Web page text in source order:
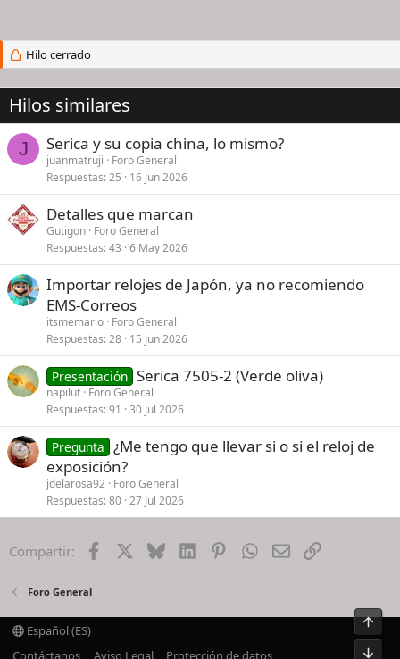
Hilo cerrado
Hilos similares
J Serica y su copia china, lo mismo?
juanmatruji
Foro General
Respuestas 25 16 Jun 2026
Detalles que marcan
Gutigon Foro General
Respuestas 43 6 May 2026
Importar relojes de Japón, ya no recomiendo
EMS-Correos
itsmemario Foro General
Respuestas 28 15 Jun 2026
Presentación Serica 7505-2 (Verde oliva)
napilut Foro General
Respuestas 91 30 Jul 2026
Pregunta ¿Me tengo que llevar si o si el reloj de
exposición?
jdelarosa92 Foro General
Respuestas 80 27 Jul 2026
Compartir: Facebook BlueskyLinkedInPinterestWhatsApp
EmailEnlace
Foro General
Español (ES)
Contáctanos
Aviso Legal Protección de datos